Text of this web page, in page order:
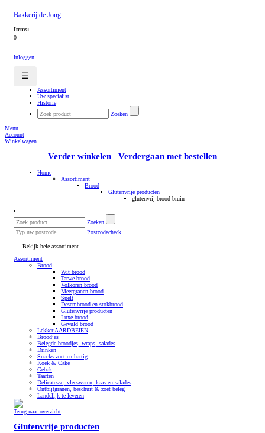
Bakkerij de Jong
Items:
0
Inloggen
☰
Assortiment
Uw specialist
Historie
Zoeken
Menu
Account
Winkelwagen
Verder winkelen Verdergaan met bestellen
Home
Assortiment
Brood
Glutenvrije producten
glutenvrij brood bruin
Zoeken
Postcodecheck
Bekijk hele assortiment
Assortiment
Brood
Wit brood
Tarwe brood
Volkoren brood
Meergranen brood
Spelt
Desembrood en stokbrood
Glutenvrije producten
Luxe brood
Gevuld brood
Lekker AARDBEIEN
Broodjes
Belegde broodjes, wraps, salades
Drinken
Snacks zoet en hartig
Koek & Cake
Gebak
Taarten
Delicatesse, vleeswaren, kaas en salades
Ontbijtgranen, beschuit & zoet beleg
Landelijk te leveren
Terug naar overzicht
Glutenvrije producten